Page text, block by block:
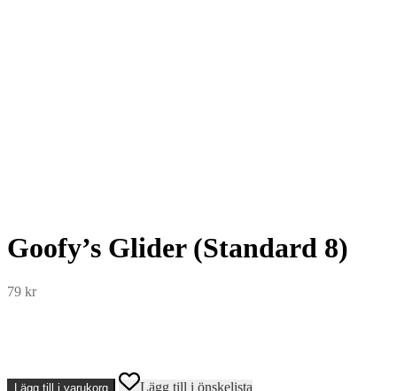
Goofy’s Glider (Standard 8)
79 kr
Goofy's
Lägg till i varukorg
Lägg till i önskelista